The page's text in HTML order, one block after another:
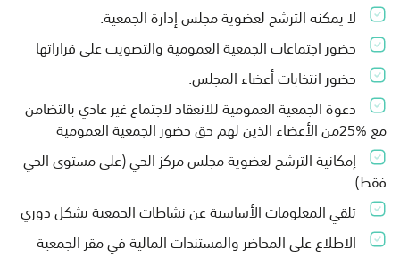
لا يمكنه الترشح لعضوية مجلس إدارة الجمعية.
حضور اجتماعات الجمعية العمومية والتصويت على قراراتها
حضور انتخابات أعضاء المجلس.
دعوة الجمعية العمومية للانعقاد لاجتماع غير عادي بالتضامن
مع %25من الأعضاء الذين لهم حق حضور الجمعية العمومية
إمكانية الترشح لعضوية مجلس مركز الحي (على مستوى الحي
فقط)
تلقي المعلومات الأساسية عن نشاطات الجمعية بشكل دوري
الاطلاع على المحاضر والمستندات المالية في مقر الجمعية